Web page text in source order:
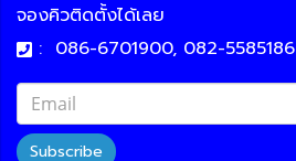
จองคิวติดตั้งได้เลย
: 086-6701900, 082-5585186
Subscribe